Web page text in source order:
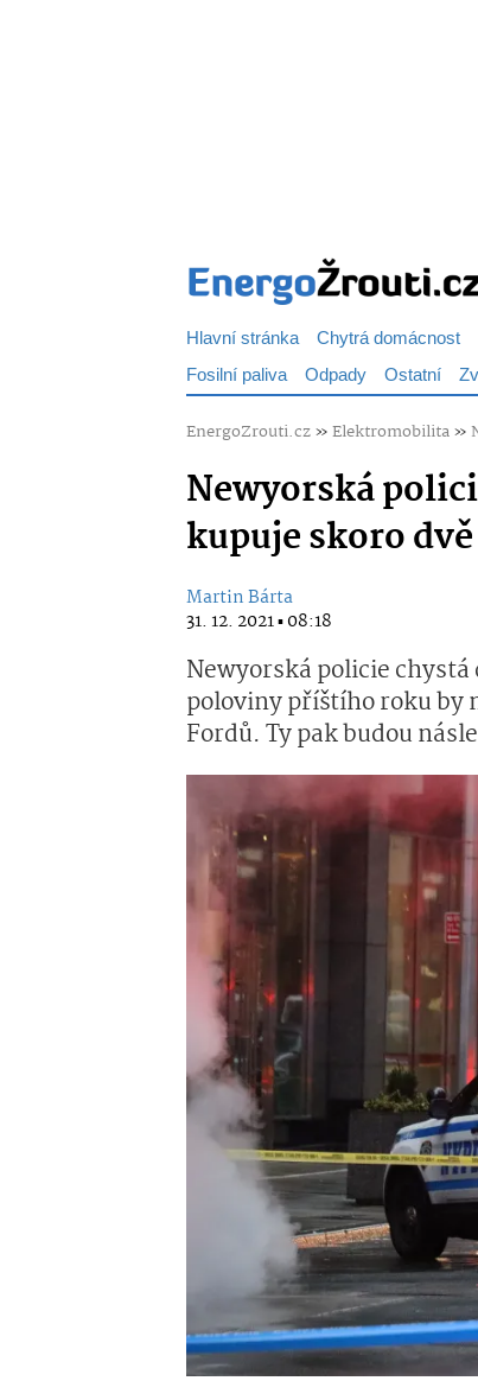
Hlavní stránka Chytrá domácnost
Fosilní paliva Odpady Ostatní
EnergoZrouti.cz»Elektromobilita»
Newyorská
kupuje skoro
Martin Bárta
31. 12. 2021 ▪ 08:18
Newyorská policie
poloviny příštího roku by
Fordů. Ty pak budou